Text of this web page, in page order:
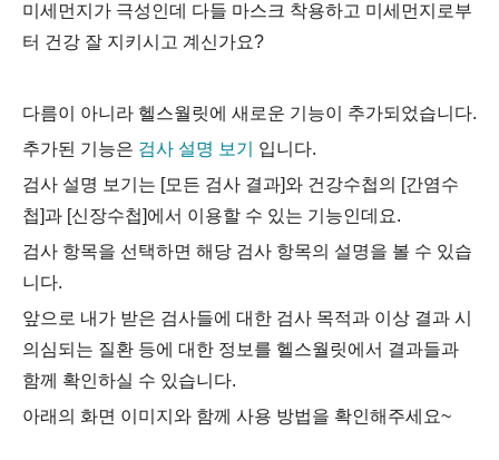
미세먼지가 극성인데 다들 마스크 착용하고 미세먼지로부
터 건강 잘 지키시고 계신가요?
다름이 아니라 헬스월릿에 새로운 기능이 추가되었습니다.
추가된 기능은 검사 설명 보기
입니다.
검사 설명 보기는 [모든 검사 결과]와 건강수첩의 [간염수
첩]과 [신장수첩]에서 이용할 수 있는 기능인데요.
검사 항목을 선택하면 해당 검사 항목의 설명을 볼 수 있습
니다.
앞으로 내가 받은 검사들에 대한 검사 목적과 이상 결과 시
의심되는 질환 등에 대한 정보를 헬스월릿에서 결과들과
함께 확인하실 수 있습니다.
아래의 화면 이미지와 함께 사용 방법을 확인해주세요~